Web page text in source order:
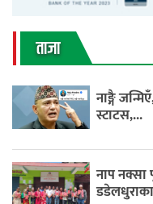
ताजा
नाङ्गै
स्टाटस,...
नाप नक्सा